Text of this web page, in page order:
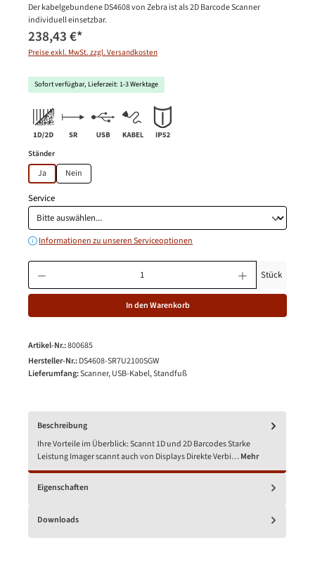
Der kabelgebundene DS4608 von Zebra ist als 2D Barcode Scanner
individuell einsetzbar.
238,43 €*
Preise exkl. MwSt. zzgl. Versandkosten
Sofort verfügbar, Lieferzeit: 1-3 Werktage
Ständerauswählen
Ja Nein
Service
Informationen zu unseren Serviceoptionen
Produkt Anzahl: Gib den gewünschten Wert ein oder benutze die
Stück
In den Warenkorb
Artikel-Nr.:800685
Hersteller-Nr.:DS4608-SR7U2100SGW
Lieferumfang:Scanner, USB-Kabel, Standfuß
Beschreibung
Ihre Vorteile im Überblick: Scannt 1D und 2D Barcodes Starke
Leistung Imager scannt auch von Displays Direkte Verbi…Mehr
Eigenschaften
Downloads